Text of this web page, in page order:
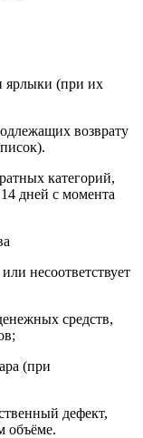
ярлыки (при их
возврату
категорий,
дней с момента
несоответствует
средств,
(при
дефект,
объёме.